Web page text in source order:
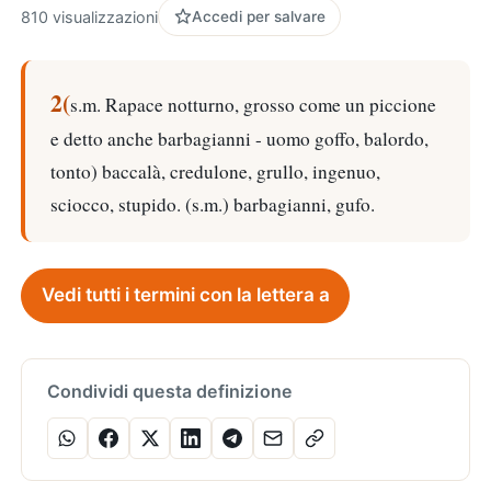
810 visualizzazioni Accedi per salvare
2(s.m. Rapace notturno, grosso come un piccione
e detto anche barbagianni - uomo goffo, balordo,
tonto) baccalà, credulone, grullo, ingenuo,
sciocco, stupido. (s.m.) barbagianni, gufo.
Vedi tutti i termini con la lettera a
Condividi questa definizione